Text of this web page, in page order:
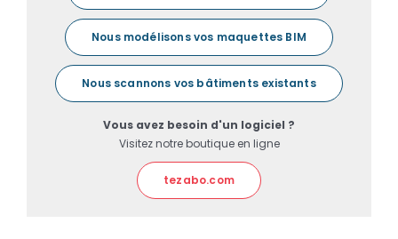
Nous modélisons vos maquettes BIM
Nous scannons vos bâtiments existants
Vous avez besoin d'un logiciel ?
Visitez notre boutique en ligne
tezabo.com